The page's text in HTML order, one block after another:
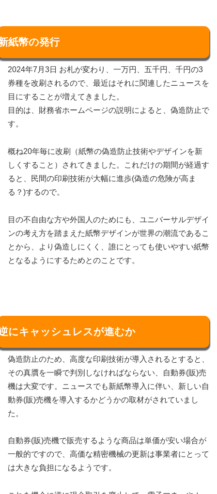
紙幣の発行
2024年7月3日 お札が変わり、一万円、五千円、千円の3
券種を改刷されるので、最近はそれに関連したニュースを
目にすることが増えてきました。
目的は、財務省ホームページの説明によると、偽造防止で
す。
概ね20年毎に改刷（紙幣の偽造防止技術やデザインを新
しくすること）されてきました。これだけの期間が経過す
ると、民間の印刷技術が大幅に進歩(偽造の危険が高ま
る？)するので。
目の不自由な方や外国人のためにも、ユニバーサルデザイ
ンの考え方を踏まえた紙幣デザインが世界の潮流であるこ
とから、より偽造しにくく、誰にとっても使いやすい紙幣
となるようにするためとのことです。
にキャッシュレスが進むか
偽造防止のため、高度な印刷技術が導入されるとすると、
その真贋を一瞬で判別しなければならない、自動券(販)売
機は大変です。ニュースでも新紙幣導入に伴い、新しい自
動券(販)売機を導入するかどうかの取材がされていまし
た。
自動券(販)売機で販売するような商品は単価が安い場合が
一般的ですので、高価な精密機械の更新は事業者にとって
は大きな負担になるようです。